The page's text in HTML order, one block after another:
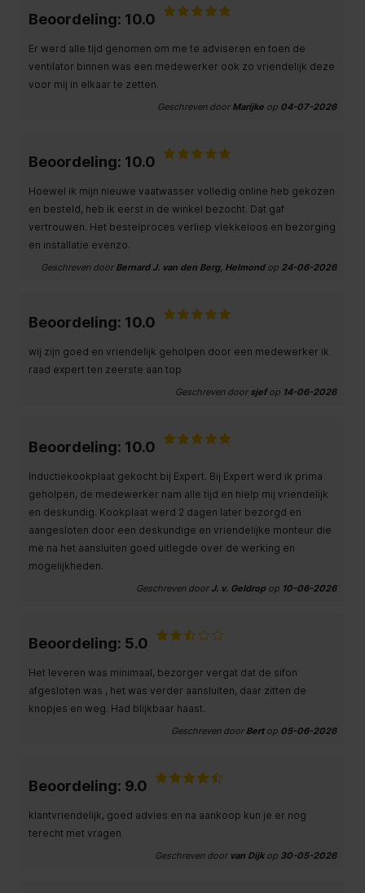
Beoordeling: 10.0
Er werd alle tijd genomen om me te adviseren en toen de
ventilator binnen was een medewerker ook zo vriendelijk deze
voor mij in elkaar te zetten.
Geschreven door Marijke op 04-07-2026
Beoordeling: 10.0
Hoewel ik mijn nieuwe vaatwasser volledig online heb gekozen
en besteld, heb ik eerst in de winkel bezocht. Dat gaf
vertrouwen. Het bestelproces verliep vlekkeloos en bezorging
en installatie evenzo.
Geschreven door Bernard J. van den Berg, Helmondop 24-06-2026
Beoordeling: 10.0
wij zijn goed en vriendelijk geholpen door een medewerker ik
raad expert ten zeerste aan top
Geschreven door sjefop 14-06-2026
Beoordeling: 10.0
Inductiekookplaat gekocht bij Expert. Bij Expert werd ik prima
geholpen, de medewerker nam alle tijd en hielp mij vriendelijk
en deskundig. Kookplaat werd 2 dagen later bezorgd en
aangesloten door een deskundige en vriendelijke monteur die
me na het aansluiten goed uitlegde over de werking en
mogelijkheden.
Geschreven door J. v. Geldrop op 10-06-2026
Beoordeling: 5.0
Het leveren was minimaal, bezorger vergat dat de sifon
afgesloten was , het was verder aansluiten, daar zitten de
knopjes en weg. Had blijkbaar haast.
Geschreven door Bertop 05-06-2026
Beoordeling: 9.0
klantvriendelijk, goed advies en na aankoop kun je er nog
terecht met vragen
Geschreven door van Dijkop 30-05-2026